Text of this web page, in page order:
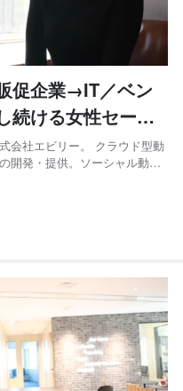
促企業→IT／ベン
続ける女性セール
ジスピリッツ
会社エビリー。 クラウド型動
開発・提供。ソーシャル動画
き、動画を活用したビジネ
...